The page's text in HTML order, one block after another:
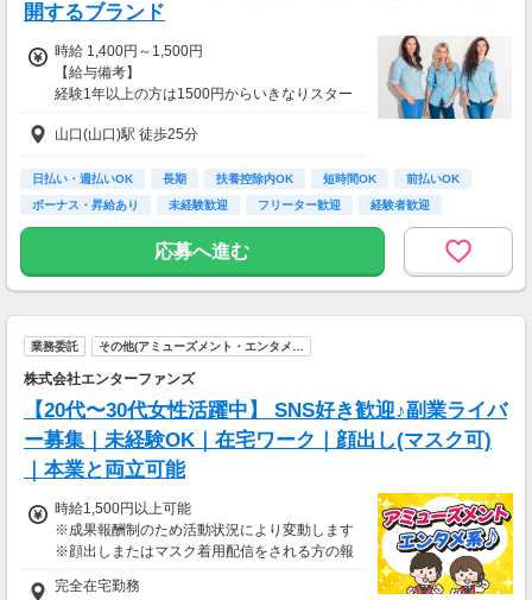
開するブランド
時給 1,400円～1,500円
【給与備考】
経験1年以上の方は1500円からいきなりスター
ト！経験1年未満の方も就業1年後には必ず150
0円に昇給します！
◆月収例
8万9千円～9万6千円＋残業手当
6割のスタッフが利用中！働いた給料の一部を
最短即時支払い。
利用料・振込手数料はすべて無料。
山口(山口)駅 徒歩25分
日払い・週払いOK 長期 扶養控除内OK 短時間OK
前払いOK
ボーナス・昇給あり
未経験歓迎 フリーター歓迎 経験者歓迎
応募へ進む
業務委託 その他(アミューズメント・エンタメ…
株式会社エンターファンズ
【20代〜30代女性活躍中】 SNS好き歓迎♪副業ライバ
ー募集｜未経験OK｜在宅ワーク｜顔出し(マスク可)
｜本業と両立可能
時給1,500円以上可能
※成果報酬制のため活動状況により変動します
※顔出しまたはマスク着用配信をされる方の報
酬基準となります
【収入例】
完全在宅勤務